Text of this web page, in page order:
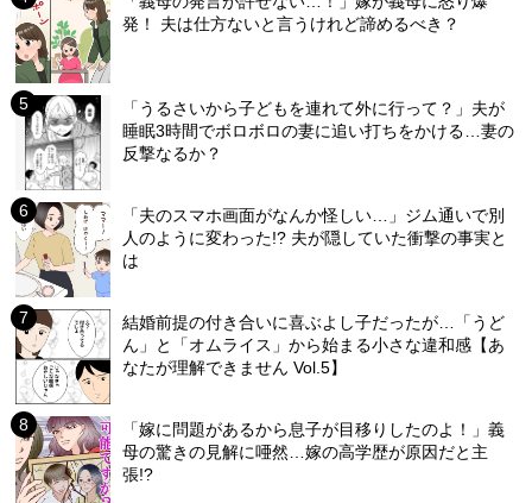
発！ 夫は仕方ないと言うけれど諦めるべき？
「うるさいから子どもを連れて外に行って？」夫が
睡眠3時間でボロボロの妻に追い打ちをかける…妻の
反撃なるか？
「夫のスマホ画面がなんか怪しい…」ジム通いで別
人のように変わった!? 夫が隠していた衝撃の事実と
は
結婚前提の付き合いに喜ぶよし子だったが…「うど
ん」と「オムライス」から始まる小さな違和感【あ
なたが理解できません Vol.5】
「嫁に問題があるから息子が目移りしたのよ！」義
母の驚きの見解に唖然…嫁の高学歴が原因だと主
張!?